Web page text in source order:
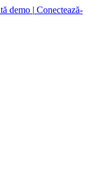
demo | Conectează-